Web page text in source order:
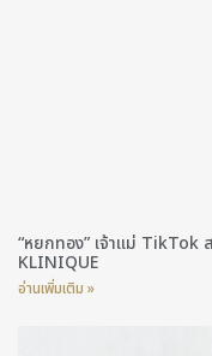
“หยกทอง” เจ้าแม่ TikTok
KLINIQUE
อ่านเพิ่มเติม »